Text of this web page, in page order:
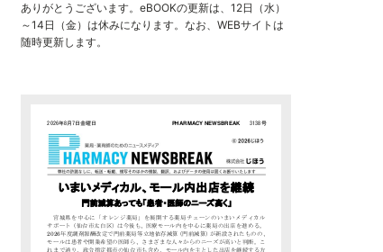
ありがとうございます。eBOOKの更新は、12日（水）
～14日（金）は休みになります。なお、WEBサイトは
随時更新します。